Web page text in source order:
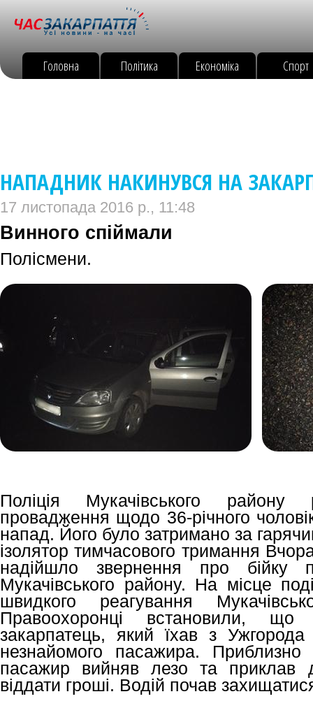
Головна Політика Економіка Спорт
НАПАДНИК НАКИНУВСЯ НА
17 листопада 2016 р., 11:48
Винного спіймали
Полісмени.
Поліція Мукачівського району
провадження щодо 36-річного
напад. Його було затримано за
ізолятор тимчасового тримання
надійшло звернення про бійку
Мукачівського району. На місце
швидкого реагування
Правоохоронці встановили,
закарпатець, який їхав з
незнайомого пасажира.
пасажир вийняв лезо та приклав
віддати гроші. Водій почав